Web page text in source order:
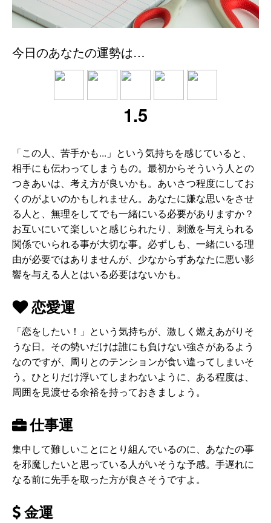
今日のあなたの運勢は…
1.5
「この人、苦手かも...」という気持ちを感じていると、
相手にも伝わってしまうもの。最初からそういう人との
つきあいは、考え方が良いかも。あいさつ程度にしてお
くのがよいのかもしれません。あなたに嫌な思いをさせ
る人と、無理をしてでも一緒にいる必要がありますか？
お互いにいて楽しいと感じられたり、刺激を与えられる
関係でいられる事が大切な事。必ずしも、一緒にいる理
由が必要ではありませんが、少なからずあなたに悪い影
響を与える人とはいる必要はないかも。
恋愛運
「恋をしたい！」という気持ちが、激しく燃えあがりそ
うな日。その勢いだけは誰にも負けない強さがあるよう
なのですが、周りとのテンションが食い違ってしまいそ
う。ひとりだけ浮いてしまわないように、ある程度は、
周囲を見渡せる余裕を持っておきましょう。
仕事運
集中して難しいことにとり組んでいるのに、あなたの事
を邪魔したいと思っている人がいそうな予感。手遅れに
なる前に先手を取った方が良さそうですよ。
金運